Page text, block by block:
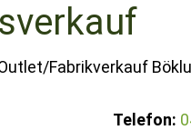
Fabrikverkauf
Telefon: